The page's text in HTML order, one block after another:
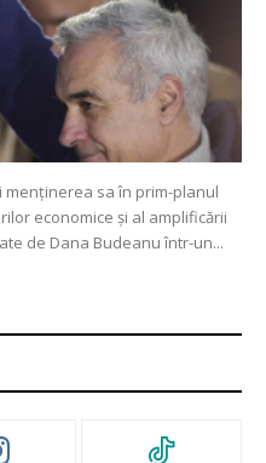
menținerea sa în prim-planul
economice și al amplificării
de Dana Budeanu într-un...